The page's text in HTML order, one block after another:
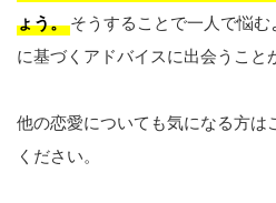
ょう。 そうすることで一人で悩
に基づくアドバイスに出会うこと
他の恋愛についても気になる方は
ください。